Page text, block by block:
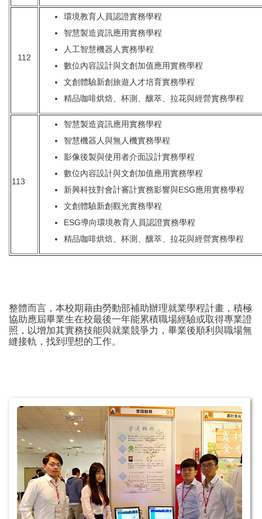
112
環境教育人員認證實務學程
智慧製造資訊應用實務學程
人工智慧機器人實務學程
數位內容設計與文創加值應用實務學程
文創體驗新創旅遊人才培育實務學程
精品咖啡烘焙、杯測、釀萃、拉花與經營實務學程
113
智慧製造資訊應用實務學程
智慧機器人與無人機實務學程
影像後製與使用者介面設計實務學程
數位內容設計與文創加值應用實務學程
新興科技對會計審計實務影響與ESG應用實務學程
文創體驗新創觀光實務學程
ESG導向環境教育人員認證實務學程
精品咖啡烘焙、杯測、釀萃、拉花與經營實務學程
整體而言，本校期藉由勞動部補助辦理就業學程計畫，積極
協助應屆畢業生在校最後一年能累積職場經驗或取得專業證
照，以增加其實務技能與就業競爭力，畢業後順利與職場無
縫接軌，找到理想的工作。